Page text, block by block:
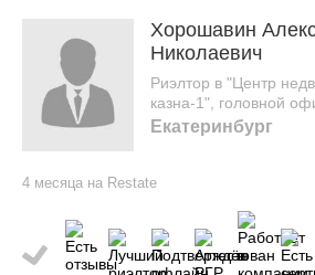
Хорошавин
Николаевич
Риэлтор в "Центр
казна-1", головной
Екатеринбург
4 месяца на Restate